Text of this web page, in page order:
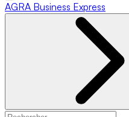
AGRA Business Express